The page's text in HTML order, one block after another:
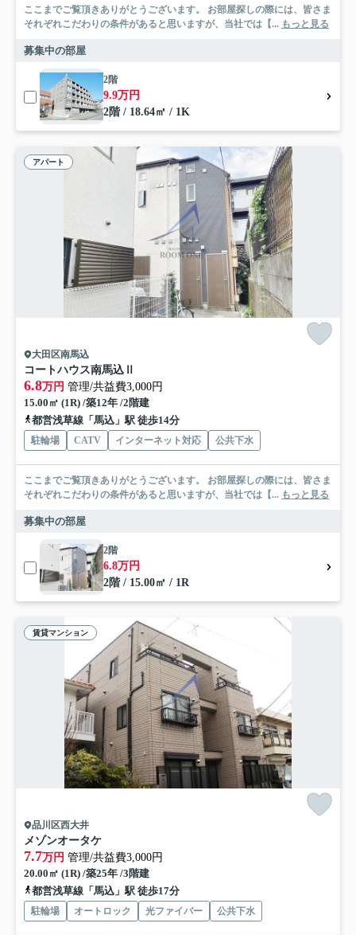
ここまでご覧頂きありがとうございます。 お部屋探しの際には、皆さま
それぞれこだわりの条件があると思いますが、当社では【... もっと見る
募集中の部屋
2階
9.9万円
2階 / 18.64㎡ / 1K
アパート
大田区南馬込
コートハウス南馬込Ⅱ
6.8万円 管理/共益費3,000円
15.00㎡ (1R) /築12年 /2階建
都営浅草線「馬込」駅 徒歩14分
駐輪場 CATV インターネット対応 公共下水
ここまでご覧頂きありがとうございます。 お部屋探しの際には、皆さま
それぞれこだわりの条件があると思いますが、当社では【... もっと見る
募集中の部屋
2階
6.8万円
2階 / 15.00㎡ / 1R
賃貸マンション
品川区西大井
メゾンオータケ
7.7万円 管理/共益費3,000円
20.00㎡ (1R) /築25年 /3階建
都営浅草線「馬込」駅 徒歩17分
駐輪場 オートロック 光ファイバー 公共下水